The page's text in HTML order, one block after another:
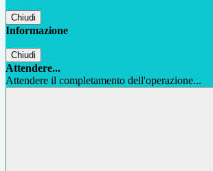
Chiudi
Informazione
Chiudi
Attendere...
Attendere il completamento dell'operazione...